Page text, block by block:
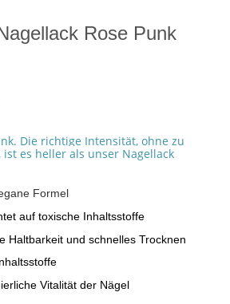
Rose Punk
Die richtige Intensität, ohne zu
es heller als unser Nagellack
Formel
auf toxische Inhaltsstoffe
Haltbarkeit und schnelles Trocknen
Vitalität der Nägel